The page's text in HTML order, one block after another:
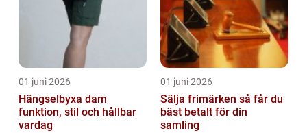
01 juni 2026
Hängselbyxa dam
funktion, stil och hållbar
vardag
01 juni 2026
Sälja frimärken så får du
bäst betalt för din
samling